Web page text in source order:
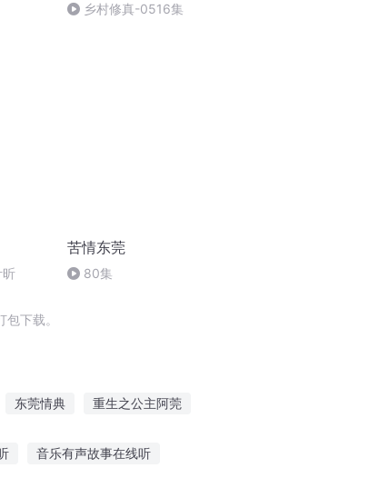
乡村修真-0516集
昕
苦情东莞
80集
下载。
东莞情典 重生之公主阿莞
音乐有声故事在线听